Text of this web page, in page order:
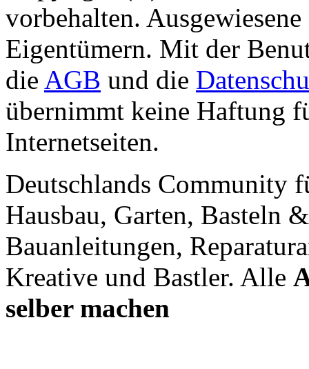
vorbehalten.
Eigentümern. Mit der
die AGB und die
übernimmt keine Haftung
Internetseiten.
Deutschlands Community
Hausbau, Garten, Basteln
Bauanleitungen,
Kreative und Bastler. Alle
selber machen